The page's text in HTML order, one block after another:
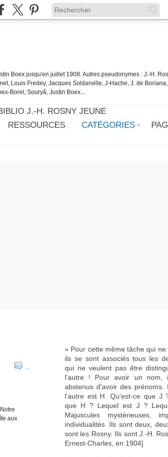
Boex jusqu'en juillet 1908. Autres pseudonymes : J.-H.
Louis Fredey, Jacques Soldanelle, J-Hache, J. de Boriana,
Borel, Souryâ, Justin Boex...
J.-H. ROSNY JEUNE
RESSOURCES CATÉGORIES
…
aux
« Pour cette même tâche qui ne
ils se sont associés tous les
qui ne veulent pas être
l'autre ! Pour avoir un nom,
abstenus d'avoir des prénoms.
l'autre est H. Qu'est-ce que J
que H ? Lequel est J ?
Majuscules mystérieuses,
individualités. Ils sont deux,
sont les Rosny. Ils sont J.-H.
Ernest-Charles, en 1904]